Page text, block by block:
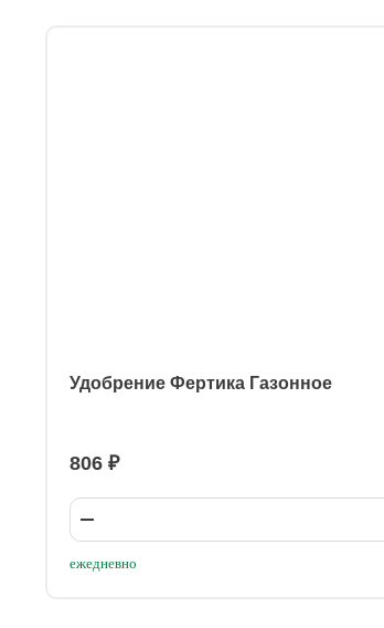
Удобрение Фертика Газонное
806 ₽
ежедневно